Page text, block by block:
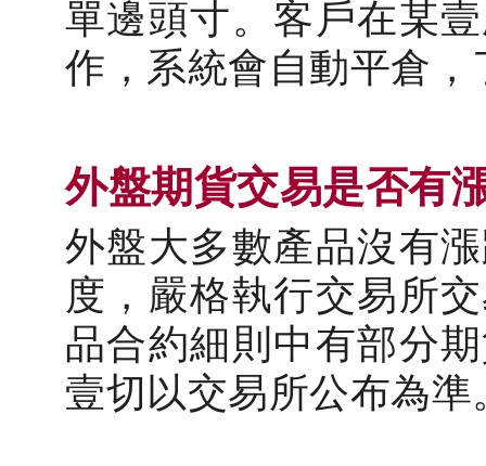
單邊頭寸。客戶在某
作，系統會自動平倉
外盤期貨交易是否有
外盤大多數產品沒有
度，嚴格執行交易所
品合約細則中有部分
壹切以交易所公布為準